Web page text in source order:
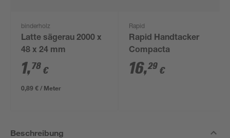
binderholz
Latte sägerau 2000 x
48 x 24 mm
1,78 €
0,89 € / Meter
Rapid
Rapid Handtacker
Compacta
16,29 €
Beschreibung